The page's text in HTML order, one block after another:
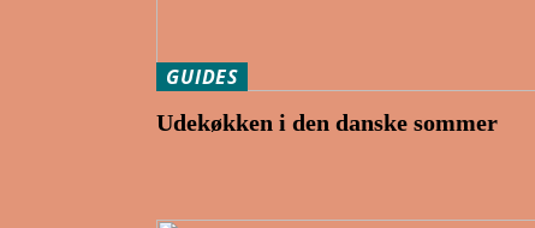
GUIDES
Udekøkken i den danske sommer